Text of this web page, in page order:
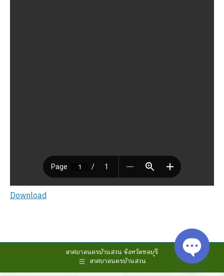
Download
เทศบาลนครบ้านสวน จังหวัดชลบุรี
เทศบาลนครบ้านสวน